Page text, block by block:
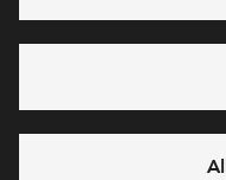
vandaag gesloten,